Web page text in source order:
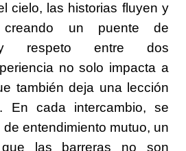
cielo, las historias fluyen y
creando un puente de
y respeto entre dos
no solo impacta a
también deja una lección
En cada intercambio, se
entendimiento mutuo, un
que las barreras no son